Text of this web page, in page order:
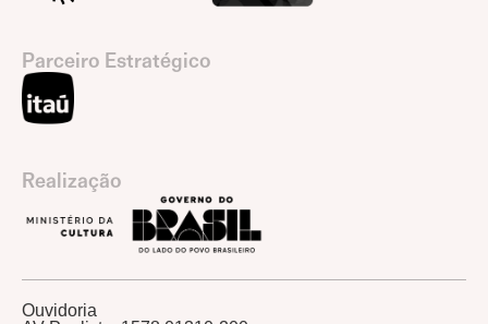
Parceiro Estratégico
Realização
Ouvidoria